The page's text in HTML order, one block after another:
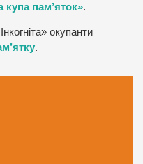
пам’яток».
окупанти
.